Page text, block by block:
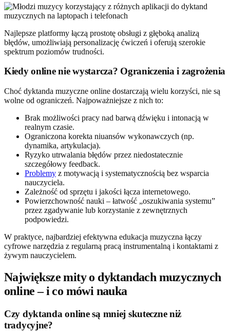
Najlepsze platformy łączą prostotę obsługi z głęboką analizą
błędów, umożliwiają personalizację ćwiczeń i oferują szerokie
spektrum poziomów trudności.
Kiedy online nie wystarcza? Ograniczenia i zagrożenia
Choć dyktanda muzyczne online dostarczają wielu korzyści, nie są
wolne od ograniczeń. Najpoważniejsze z nich to:
Brak możliwości pracy nad barwą dźwięku i intonacją w
realnym czasie.
Ograniczona korekta niuansów wykonawczych (np.
dynamika, artykulacja).
Ryzyko utrwalania błędów przez niedostatecznie
szczegółowy feedback.
Problemy z motywacją i systematycznością bez wsparcia
nauczyciela.
Zależność od sprzętu i jakości łącza internetowego.
Powierzchowność nauki – łatwość „oszukiwania systemu”
przez zgadywanie lub korzystanie z zewnętrznych
podpowiedzi.
W praktyce, najbardziej efektywna edukacja muzyczna łączy
cyfrowe narzędzia z regularną pracą instrumentalną i kontaktami z
żywym nauczycielem.
Największe mity o dyktandach muzycznych
online – i co mówi nauka
Czy dyktanda online są mniej skuteczne niż
tradycyjne?